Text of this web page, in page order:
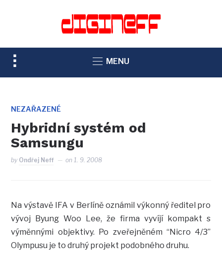
TOGGLE
SIDEBAR
NAVIGATION
MENU
NEZAŘAZENÉ
Hybridní systém od
Samsungu
by Ondřej Neff on1. 9. 2008
Na výstavě IFA v Berlíně oznámil výkonný ředitel pro
vývoj Byung Woo Lee, že firma vyvíjí kompakt s
výměnnými objektivy. Po zveřejněném “Nicro 4/3”
Olympusu je to druhý projekt podobného druhu.